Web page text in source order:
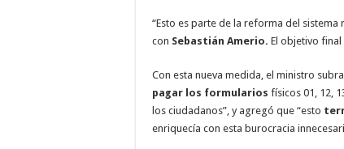
“Esto es parte de la reforma del
con Sebastián Amerio. El objetivo final
Con esta nueva medida, el ministro
pagar los formularios físicos 01, 12,
los ciudadanos”, y agregó que “esto
enriquecía con esta burocracia